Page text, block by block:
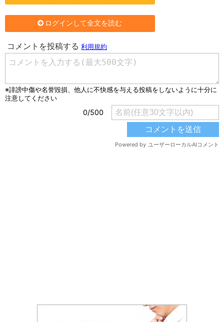
ログインして全文を読む